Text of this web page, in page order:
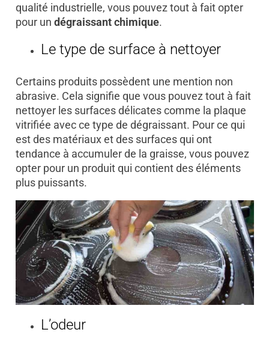
qualité industrielle, vous pouvez tout à fait opter
pour un dégraissant chimique.
Le type de surface à nettoyer
Certains produits possèdent une mention non
abrasive. Cela signifie que vous pouvez tout à fait
nettoyer les surfaces délicates comme la plaque
vitrifiée avec ce type de dégraissant. Pour ce qui
est des matériaux et des surfaces qui ont
tendance à accumuler de la graisse, vous pouvez
opter pour un produit qui contient des éléments
plus puissants.
L’odeur